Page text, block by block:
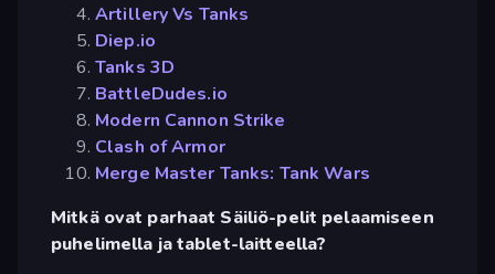
Artillery Vs Tanks
Diep.io
Tanks 3D
BattleDudes.io
Modern Cannon Strike
Clash of Armor
Merge Master Tanks: Tank Wars
Mitkä ovat parhaat Säiliö-pelit pelaamiseen
puhelimella ja tablet-laitteella?